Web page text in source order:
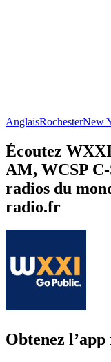
AnglaisRochesterNew
Écoutez
AM, WCSP
radios du
radio.fr
Obtenez